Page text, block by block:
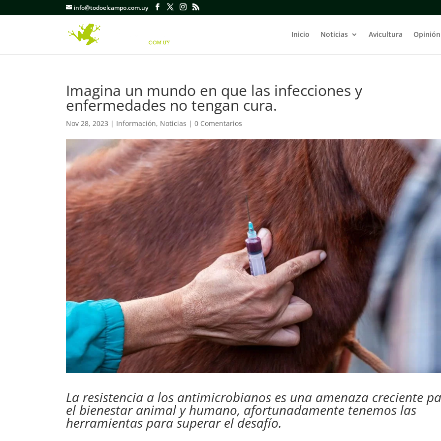
info@todoelcampo.com.uy
Inicio Noticias Avicultura Opinión
Imagina un mundo en que las infecciones y
enfermedades no tengan cura.
Nov 28, 2023 | Información, Noticias |0 Comentarios
La resistencia a los antimicrobianos es una amenaza creciente
el bienestar animal y humano, afortunadamente tenemos las
herramientas para superar el desafío.